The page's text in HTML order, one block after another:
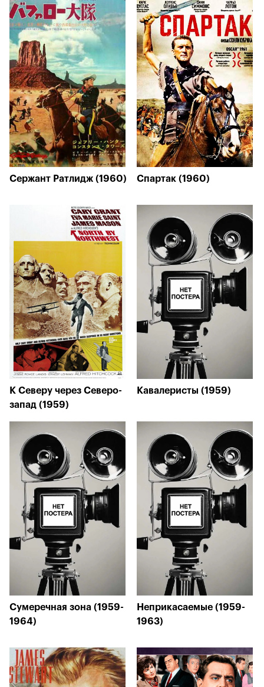
Сержант Ратлидж (1960) Спартак (1960)
К Северу через Северо-
запад (1959)
Кавалеристы (1959)
Сумеречная зона (1959-
1964)
Неприкасаемые (1959-
1963)